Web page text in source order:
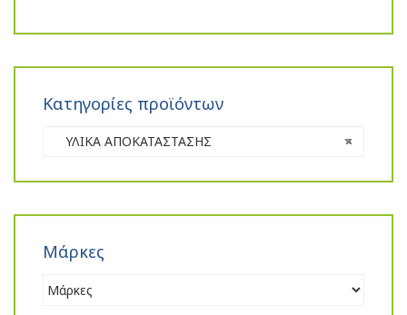
Κατηγορίες προϊόντων
×
ΥΛΙΚΑ ΑΠΟΚΑΤΑΣΤΑΣΗΣ
Μάρκες